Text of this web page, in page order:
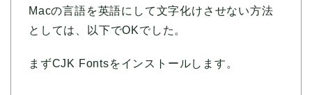
Macの言語を英語にして文字化けさせない方法
としては、以下でOKでした。
まずCJK Fontsをインストールします。